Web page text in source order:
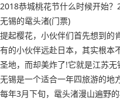
2018恭城桃花节什么时候开始
无锡的鼋头渚(门票)
提起樱花，小伙伴们首先想到的
有的小伙伴远赴日本，其实根本
圣地，而却美炸了!它就是江苏无
无锡是一个适合一年四旅游的地
每年3月下旬，鼋头渚漫山遍野